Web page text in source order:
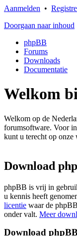
Aanmelden •
Doorgaan naar inhoud
phpBB
Forums
Downloads
Documentatie
Welkom
Welkom op de
forumsoftware. Voor
kunt u terecht op onze
Download
phpBB is vrij in
u kennis heeft
licentie waar de
onder valt. Meer
Download